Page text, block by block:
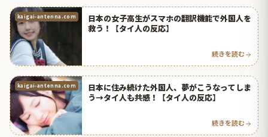
kaigai-antenna.com
日本の女子高生がスマホの翻訳機能で外国人を
救う！【タイ人の反応】
続きを読む
kaigai-antenna.com
日本に住み続けた外国人、夢がこうなってしま
う→タイ人も共感！【タイ人の反応】
続きを読む